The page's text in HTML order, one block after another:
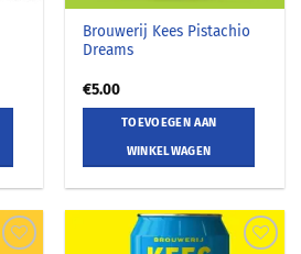
Brouwerij Kees Pistachio
Dreams
€5.00
TOEVOEGEN AAN
WINKELWAGEN